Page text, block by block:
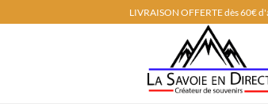
LIVRAISON OFFERTE dès 60€